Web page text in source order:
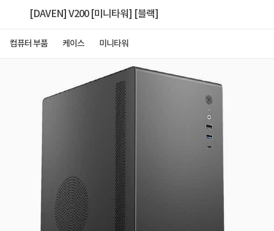
[DAVEN] V200 [미니타워] [블랙]
컴퓨터 부품 케이스 미니타워